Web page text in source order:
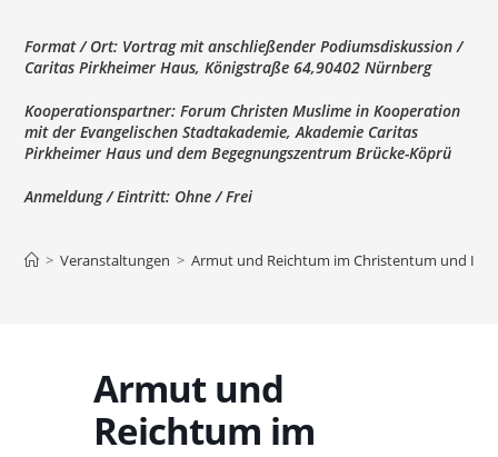
Format / Ort: Vortrag mit anschließender Podiumsdiskussion /
Caritas Pirkheimer Haus, Königstraße 64,90402 Nürnberg
Kooperationspartner: Forum Christen Muslime in Kooperation
mit der Evangelischen Stadtakademie, Akademie Caritas
Pirkheimer Haus und dem Begegnungszentrum Brücke-Köprü
Anmeldung / Eintritt: Ohne / Frei
> Veranstaltungen > Armut und Reichtum im Christentum und
Armut und
Reichtum im